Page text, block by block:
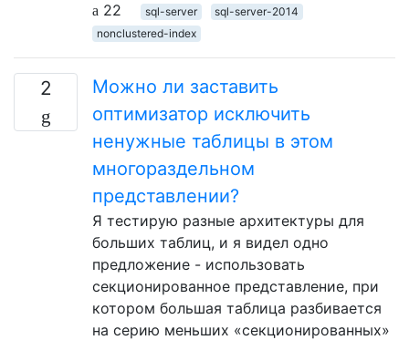
22
sql-server
sql-server-2014
nonclustered-index
2
Можно ли заставить
оптимизатор исключить
ненужные таблицы в этом
многораздельном
представлении?
Я тестирую разные архитектуры для
больших таблиц, и я видел одно
предложение - использовать
секционированное представление, при
котором большая таблица разбивается
на серию меньших «секционированных»